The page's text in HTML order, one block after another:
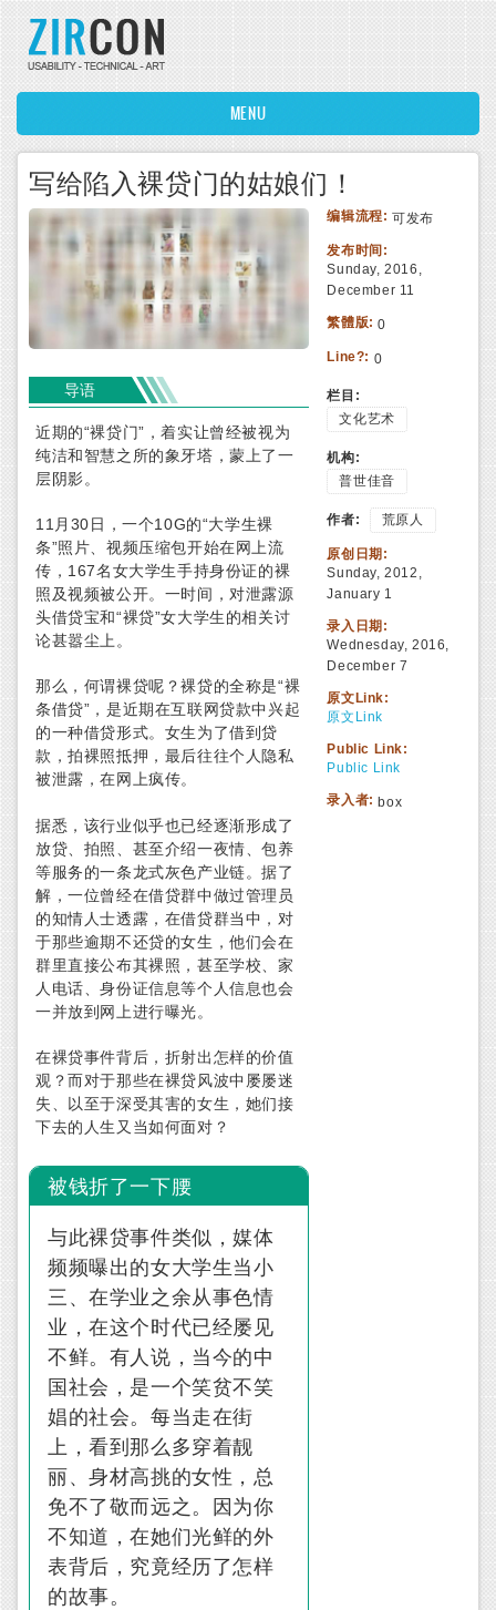
Skip to main content
MENU
写给陷入裸贷门的姑娘们！
导语
近期的“裸贷门”，着实让曾经被视为
纯洁和智慧之所的象牙塔，蒙上了一
层阴影。
11月 30日，一个10G的“大学生裸
条”照片、视频压缩包开始在网上流
传， 167名女大学生手持身份证的裸
照及视频被公开。一时间，对泄露源
头借贷宝和“裸贷”女大学生的相关讨
论甚嚣尘上。
那么，何谓裸贷呢？裸贷的全称是“裸
条借贷”，是近期在互联网贷款中兴起
的一种借贷形式。女生为了借到贷
款，拍裸照抵押，最后往往个人隐私
被泄露，在网上疯传。
据悉，该行业似乎也已经逐渐形成了
放贷、拍照、甚至介绍一夜情、包养
等服务的一条龙式灰色产业链。据了
解，一位曾经在借贷群中做过管理员
的知情人士透露，在借贷群当中，对
于那些逾期不还贷的女生，他们会在
群里直接公布其裸照，甚至学校、家
人电话、身份证信息等个人信息也会
一并放到网上进行曝光。
在裸贷事件背后，折射出怎样的价值
观？而对于那些在裸贷风波中屡屡迷
失、以至于深受其害的女生，她们接
下去的人生又当如何面对？
被钱折了一下腰
与此裸贷事件类似，媒体
频频曝出的女大学生当小
三、在学业之余从事色情
业，在这个时代已经屡见
不鲜。有人说，当今的中
国社会，是一个笑贫不笑
娼的社会。每当走在街
上，看到那么多穿着靓
丽、身材高挑的女性，总
免不了敬而远之。因为你
不知道，在她们光鲜的外
表背后，究竟经历了怎样
的故事。
编辑流程:可发布
发布时间:
Sunday, 2016,
December 11
繁體版:0
Line?: 0
栏目:
文化艺术
机构:
普世佳音
作者: 荒原人
原创日期:
Sunday, 2012,
January 1
录入日期:
Wednesday, 2016,
December 7
原文Link:
原文Link
Public Link:
Public Link
录入者:box